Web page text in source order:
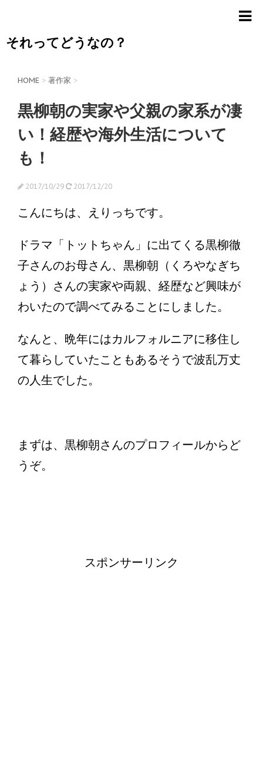
それってどうなの？
HOME > 著作家 >
黒柳朝の実家や父親の家系が凄
い！経歴や海外生活について
も！
2017/10/29 2017/12/20
こんにちは、えりっちです。
ドラマ「トットちゃん」に出てくる黒柳徹
子さんのお母さん、黒柳朝（くろやなぎち
ょう）さんの実家や両親、経歴など興味が
わいたので調べてみることにしました。
なんと、晩年にはカルフォルニアに移住し
て暮らしていたこともあるそうで波乱万丈
の人生でした。
まずは、黒柳朝さんのプロフィールからど
うぞ。
スポンサーリンク